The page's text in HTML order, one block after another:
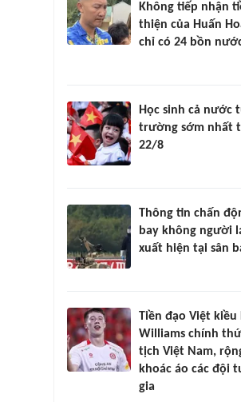
Không tiếp nhận
thiện của Huấn
chỉ có 24 bồn
Học sinh cả nước
trường sớm nhất
22/8
Thông tin chấn
bay không người
xuất hiện tại sân
Tiền đạo Việt kiều
Williams chính
tịch Việt Nam,
khoác áo các đội
gia